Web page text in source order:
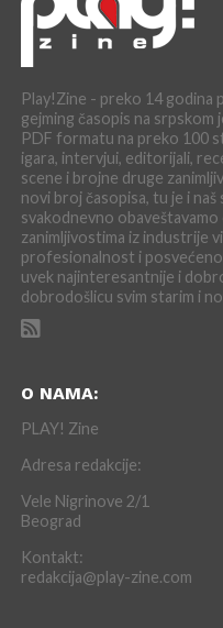
Play!Zine - preko 14
gejming časopis na srpskom
PDF formatu na preko 100
igara, intervjui, editorijali,
scene i brojne druge
novi broj časopisa, tu je i
svakodnevno
zanimljivostima iz industrije
profesionalnost i
uvek najinteresantnije i
dobrodošlicu svim starim i
O NAMA:
PLAY! Zine
Adresa redakcije:
Vele Nigrinove 2/1
Beograd
Kontakt:
redakcija@play-zine.com